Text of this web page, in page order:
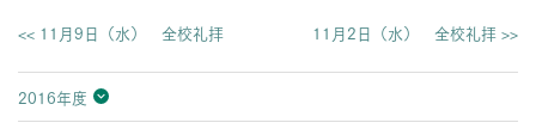
<< 11月9日（水） 全校礼拝 11月2日（水） 全校礼拝 >>
2016年度
2026年度
2025年度
2024年度
2023年度
2022年度
2021年度
2020年度
2019年度
2018年度
2017年度
2016年度
2015年度
2014年度
2013年度